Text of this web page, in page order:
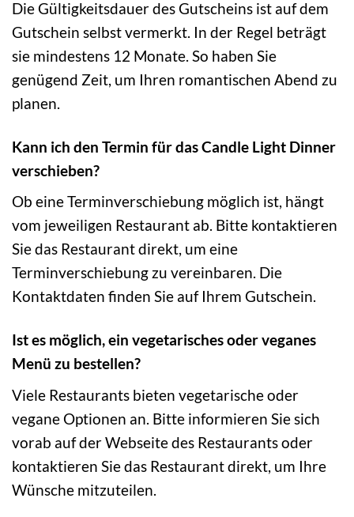
Die Gültigkeitsdauer des Gutscheins ist auf dem
Gutschein selbst vermerkt. In der Regel beträgt
sie mindestens 12 Monate. So haben Sie
genügend Zeit, um Ihren romantischen Abend zu
planen.
Kann ich den Termin für das Candle Light Dinner
verschieben?
Ob eine Terminverschiebung möglich ist, hängt
vom jeweiligen Restaurant ab. Bitte kontaktieren
Sie das Restaurant direkt, um eine
Terminverschiebung zu vereinbaren. Die
Kontaktdaten finden Sie auf Ihrem Gutschein.
Ist es möglich, ein vegetarisches oder veganes
Menü zu bestellen?
Viele Restaurants bieten vegetarische oder
vegane Optionen an. Bitte informieren Sie sich
vorab auf der Webseite des Restaurants oder
kontaktieren Sie das Restaurant direkt, um Ihre
Wünsche mitzuteilen.